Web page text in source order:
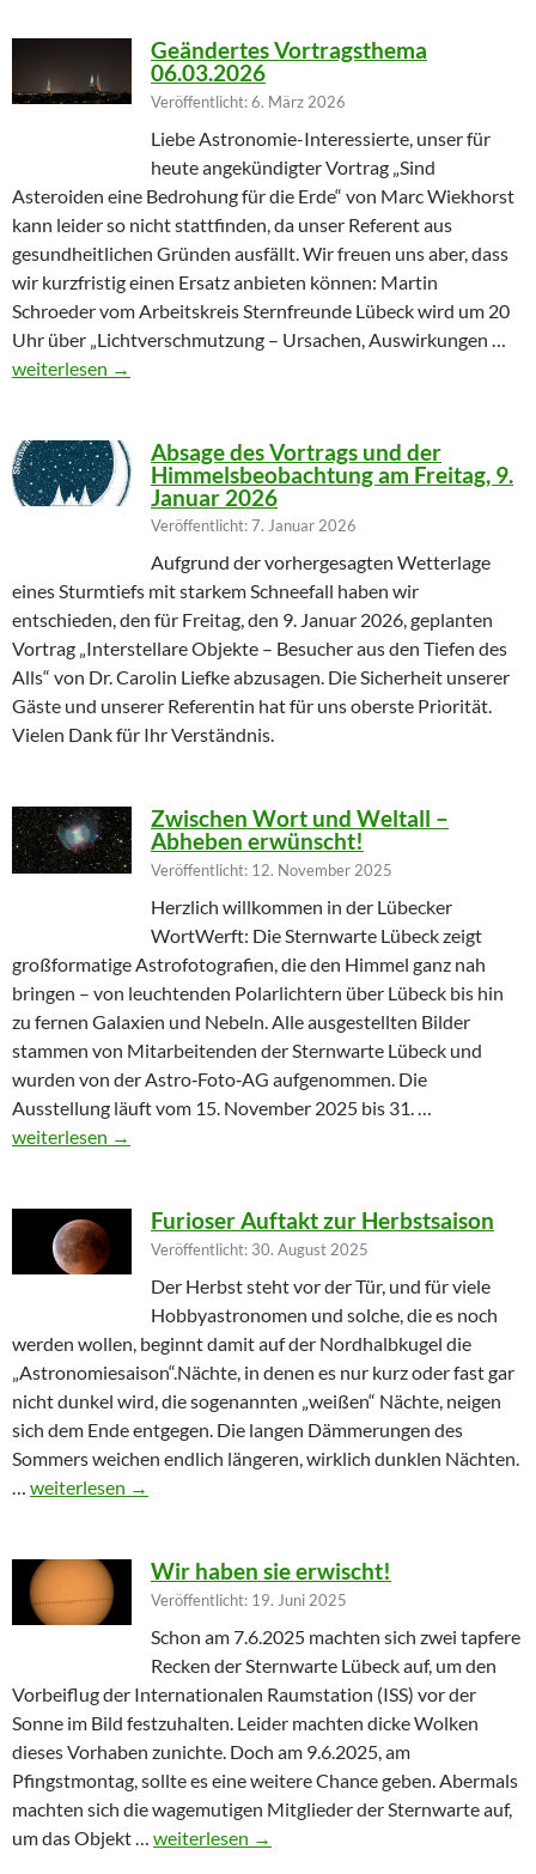
Geändertes Vortragsthema
06.03.2026
Veröffentlicht: 6. März 2026
Liebe Astronomie-Interessierte, unser für
heute angekündigter Vortrag „Sind
Asteroiden eine Bedrohung für die Erde“ von Marc Wiekhorst
kann leider so nicht stattfinden, da unser Referent aus
gesundheitlichen Gründen ausfällt. Wir freuen uns aber, dass
wir kurzfristig einen Ersatz anbieten können: Martin
Schroeder vom Arbeitskreis Sternfreunde Lübeck wird um 20
Uhr über „Lichtverschmutzung – Ursachen, Auswirkungen …
Geändertes Vortragsthema 06.03.2026
weiterlesen →
Absage des Vortrags und der
Himmelsbeobachtung am Freitag, 9.
Januar 2026
Veröffentlicht: 7. Januar 2026
Aufgrund der vorhergesagten Wetterlage
eines Sturmtiefs mit starkem Schneefall haben wir
entschieden, den für Freitag, den 9. Januar 2026, geplanten
Vortrag „Interstellare Objekte – Besucher aus den Tiefen des
Alls“ von Dr. Carolin Liefke abzusagen. Die Sicherheit unserer
Gäste und unserer Referentin hat für uns oberste Priorität.
Vielen Dank für Ihr Verständnis.
Zwischen Wort und Weltall –
Abheben erwünscht!
Veröffentlicht: 12. November 2025
Herzlich willkommen in der Lübecker
WortWerft: Die Sternwarte Lübeck zeigt
großformatige Astrofotografien, die den Himmel ganz nah
bringen – von leuchtenden Polarlichtern über Lübeck bis hin
zu fernen Galaxien und Nebeln. Alle ausgestellten Bilder
stammen von Mitarbeitenden der Sternwarte Lübeck und
wurden von der Astro‑Foto‑AG aufgenommen. Die
Ausstellung läuft vom 15. November 2025 bis 31. …
Zwischen Wort und Weltall – Abheben erwünscht!
weiterlesen →
Furioser Auftakt zur Herbstsaison
Veröffentlicht: 30. August 2025
Der Herbst steht vor der Tür, und für viele
Hobbyastronomen und solche, die es noch
werden wollen, beginnt damit auf der Nordhalbkugel die
„Astronomiesaison“.Nächte, in denen es nur kurz oder fast gar
nicht dunkel wird, die sogenannten „weißen“ Nächte, neigen
sich dem Ende entgegen. Die langen Dämmerungen des
Sommers weichen endlich längeren, wirklich dunklen Nächten.
… Furioser Auftakt zur Herbstsaison
weiterlesen →
Wir haben sie erwischt!
Veröffentlicht: 19. Juni 2025
Schon am 7.6.2025 machten sich zwei tapfere
Recken der Sternwarte Lübeck auf, um den
Vorbeiflug der Internationalen Raumstation (ISS) vor der
Sonne im Bild festzuhalten. Leider machten dicke Wolken
dieses Vorhaben zunichte. Doch am 9.6.2025, am
Pfingstmontag, sollte es eine weitere Chance geben. Abermals
machten sich die wagemutigen Mitglieder der Sternwarte auf,
um das Objekt … Wir haben sie erwischt!
weiterlesen →